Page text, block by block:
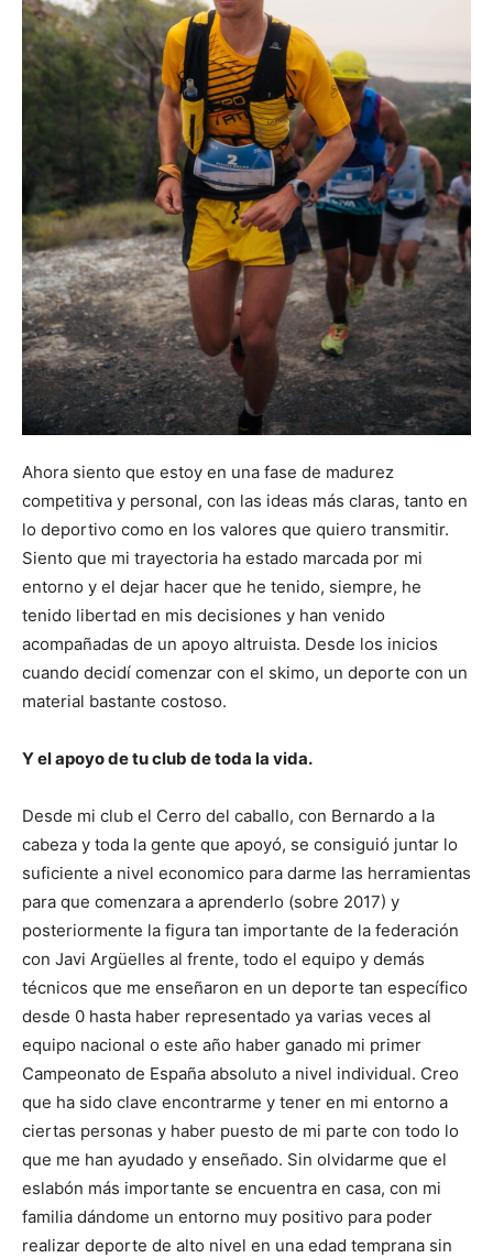
Ahora siento que estoy en una fase de madurez
competitiva y personal, con las ideas más claras, tanto en
lo deportivo como en los valores que quiero transmitir.
Siento que mi trayectoria ha estado marcada por mi
entorno y el dejar hacer que he tenido, siempre, he
tenido libertad en mis decisiones y han venido
acompañadas de un apoyo altruista. Desde los inicios
cuando decidí comenzar con el skimo, un deporte con un
material bastante costoso.
Y el apoyo de tu club de toda la vida.
Desde mi club el Cerro del caballo, con Bernardo a la
cabeza y toda la gente que apoyó, se consiguió juntar lo
suficiente a nivel economico para darme las herramientas
para que comenzara a aprenderlo (sobre 2017) y
posteriormente la figura tan importante de la federación
con Javi Argüelles al frente, todo el equipo y demás
técnicos que me enseñaron en un deporte tan específico
desde 0 hasta haber representado ya varias veces al
equipo nacional o este año haber ganado mi primer
Campeonato de España absoluto a nivel individual. Creo
que ha sido clave encontrarme y tener en mi entorno a
ciertas personas y haber puesto de mi parte con todo lo
que me han ayudado y enseñado. Sin olvidarme que el
eslabón más importante se encuentra en casa, con mi
familia dándome un entorno muy positivo para poder
realizar deporte de alto nivel en una edad temprana sin